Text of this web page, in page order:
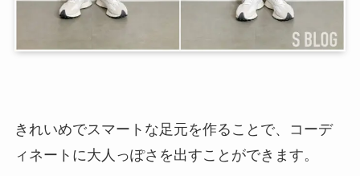
きれいめでスマートな足元を作ることで、コーデ
ィネートに大人っぽさを出すことができます。